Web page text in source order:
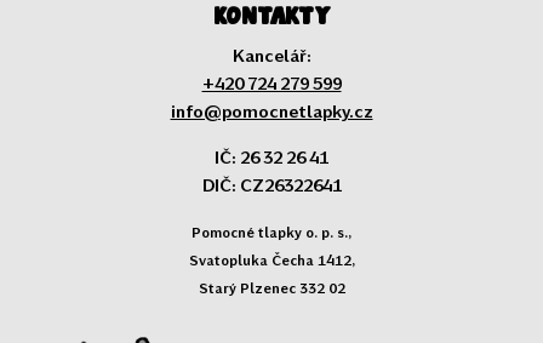
Kontakty
Kancelář:
+420 724 279 599
info@pomocnetlapky.cz
IČ: 26 32 26 41
DIČ: CZ26322641
Pomocné tlapky o. p. s.,
Svatopluka Čecha 1412,
Starý Plzenec 332 02